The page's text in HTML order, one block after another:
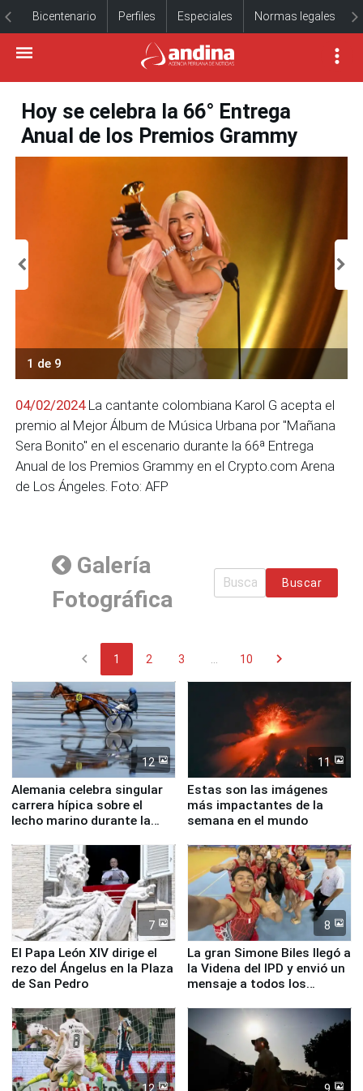
Bicentenario Perfiles Especiales Normas legales
Hoy se celebra la 66° Entrega
Anual de los Premios Grammy
1 de 9
04/02/2024La cantante colombiana Karol G acepta el
premio al Mejor Álbum de Música Urbana por "Mañana
Sera Bonito" en el escenario durante la 66ª Entrega
Anual de los Premios Grammy en el Crypto.com Arena
de Los Ángeles. Foto: AFP
Galería
Fotográfica
Buscar
chevron_left 1 2 3 10 chevron_right
12
Alemania celebra singular
carrera hípica sobre el
lecho marino durante la
11
Estas son las imágenes
más impactantes de la
semana en el mundo
7
El Papa León XIV dirige el
rezo del Ángelus en la Plaza
de San Pedro
8
La gran Simone Biles llegó a
la Videna del IPD y envió un
mensaje a todos los
12 9